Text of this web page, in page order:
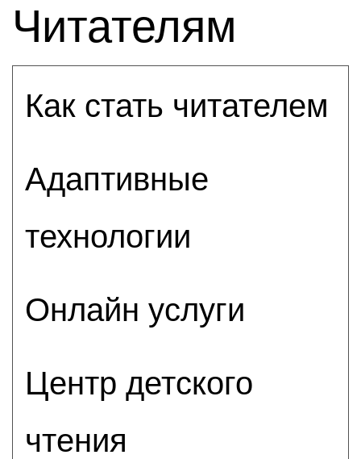
Читателям
Как стать читателем
Адаптивные
технологии
Онлайн услуги
Центр детского
чтения